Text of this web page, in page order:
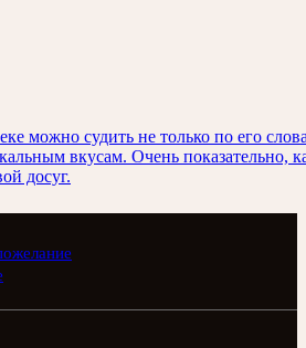
можно судить не только по его
вкусам. Очень показательно,
досуг.